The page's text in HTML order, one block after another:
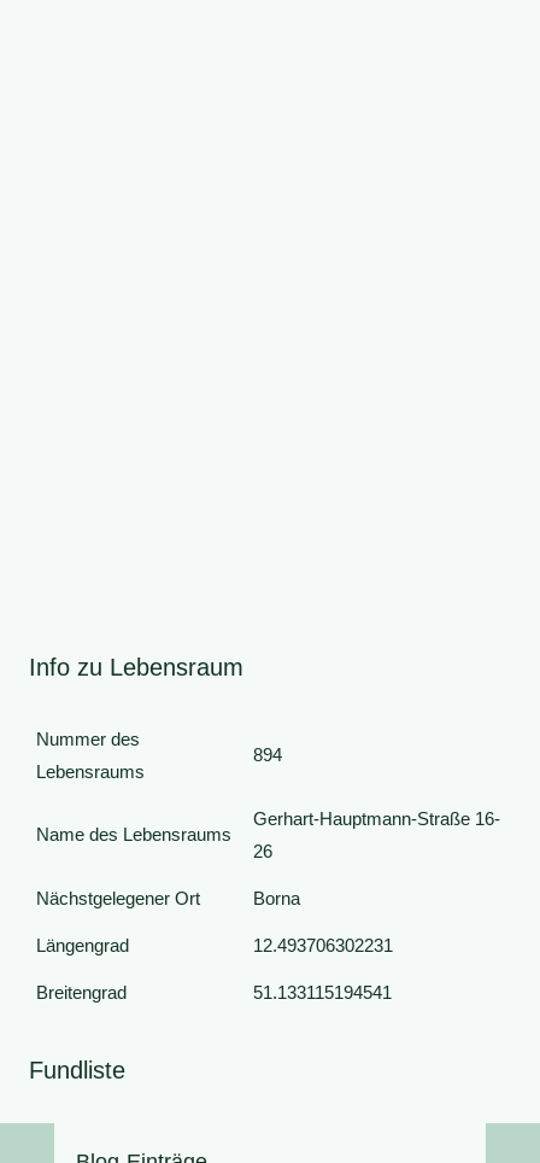
Info zu Lebensraum
Nummer des
Lebensraums
894
Name des Lebensraums
Gerhart-Hauptmann-Straße 16-
26
Nächstgelegener Ort Borna
Längengrad 12.493706302231
Breitengrad 51.133115194541
Fundliste